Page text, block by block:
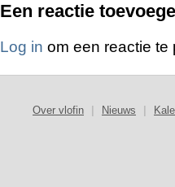
Een reactie
Log in om een reactie te
Over vlofin Nieuws